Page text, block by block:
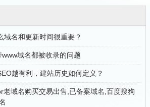
域名和更新时间很重要？
域名都被收录的问题
越有利，建站历史如何定义？
老域名购买交易出售,已备案域名,百度搜狗